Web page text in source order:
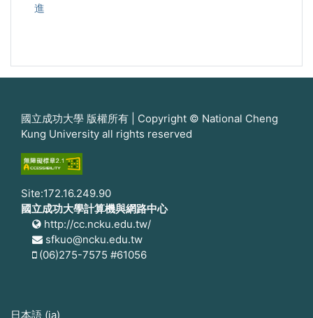
進
國立成功大學 版權所有 | Copyright © National Cheng
Kung University all rights reserved
Site:172.16.249.90
國立成功大學計算機與網路中心
http://cc.ncku.edu.tw/
sfkuo@ncku.edu.tw
(06)275-7575 #61056
日本語 ‎(ja)‎